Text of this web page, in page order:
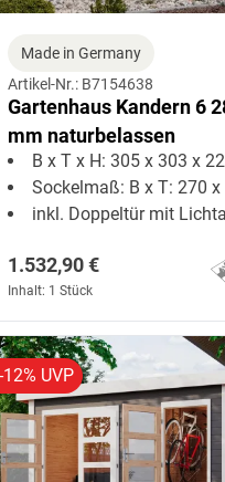
Made in Germany
Artikel-Nr.: B7154638
Gartenhaus Kandern 6
mm naturbelassen
B x T x H: 305 x 303 x 222
Sockelmaß: B x T: 270 x 270
inkl. Doppeltür mit Lichtausschnitten + 1
1.532,90 €
Inhalt: 1 Stück
-12% UVP